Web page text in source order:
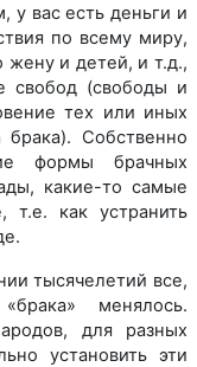
вас есть деньги и
по всему миру,
и детей, и т.д.,
свобод (свободы и
тех или иных
брака). Собственно
формы брачных
какие-то самые
т.е. как устранить
тысячелетий все,
менялось.
для разных
установить эти